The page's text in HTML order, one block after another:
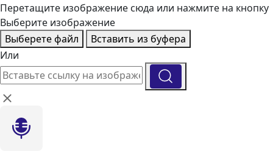
Перетащите изображение сюда или нажмите на кнопку
Выберите изображение
Выберете файл
Вставить из буфера
Или